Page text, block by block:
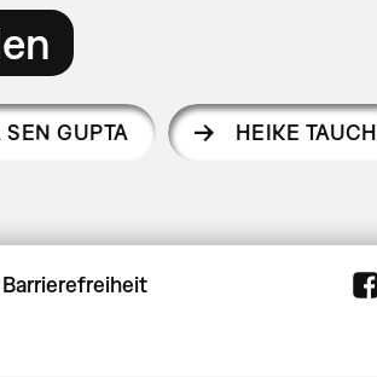
SEN GUPTA HEIKE TAUCH